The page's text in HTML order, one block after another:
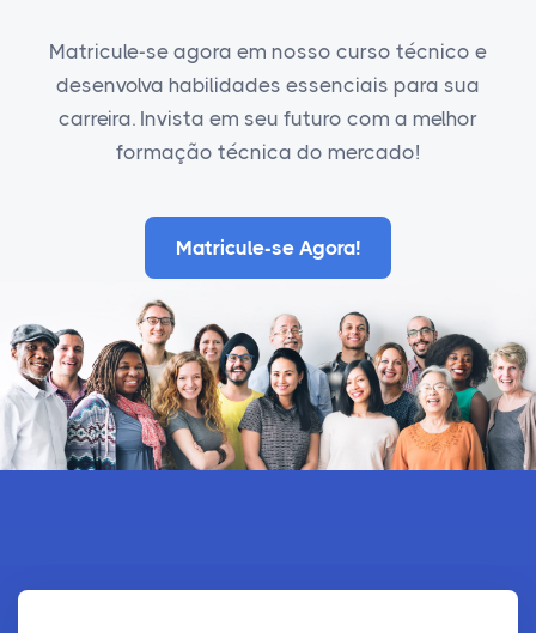
Matricule-se agora em nosso curso técnico e
desenvolva habilidades essenciais para sua
carreira. Invista em seu futuro com a melhor
formação técnica do mercado!
Matricule-se Agora!